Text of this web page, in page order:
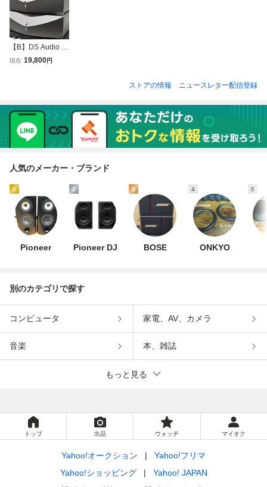
【B】DS Audio Gr
and Master 光カー
現在 19,800円
ストアの情報 ニュースレター配信登録
人気のメーカー・ブランド
1
Pioneer
2
Pioneer DJ
3
BOSE
4
ONKYO
5
別のカテゴリで探す
コンピュータ 家電、AV、カメラ
音楽 本、雑誌
もっと見る
トップ 出品 ウォッチ マイオク
Yahoo!オークション
Yahoo!フリマ
Yahoo!ショッピング
Yahoo! JAPAN